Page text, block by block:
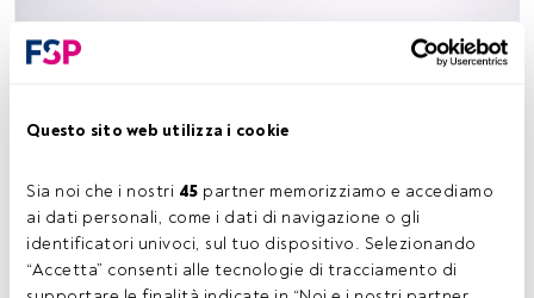
Questo sito web utilizza i cookie
Sia noi che i nostri 45 partner memorizziamo e accediamo
ai dati personali, come i dati di navigazione o gli
identificatori univoci, sul tuo dispositivo. Selezionando
“Accetta” consenti alle tecnologie di tracciamento di